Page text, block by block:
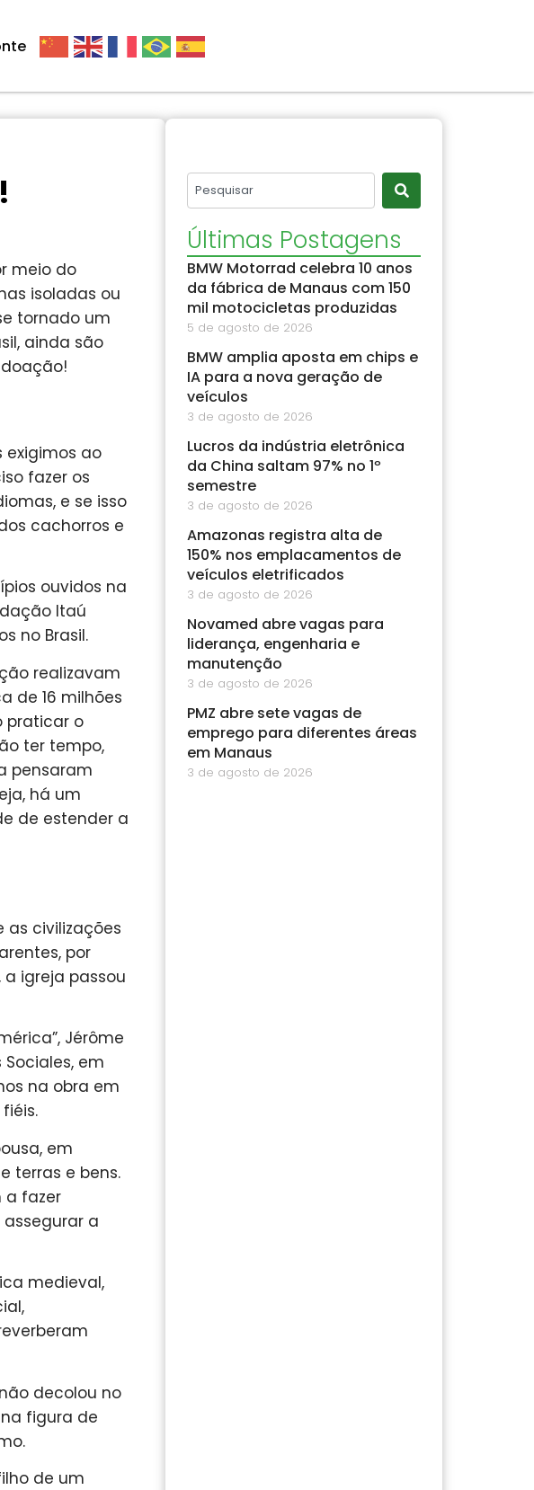
meio do
isoladas ou
tornado um
ainda são
exigimos ao
fazer os
e se isso
cachorros e
ouvidos na
Itaú
no Brasil.
realizavam
de 16 milhões
praticar o
ter tempo,
pensaram
há um
de estender a
as civilizações
por
a igreja passou
Jérôme
em
na obra em
em
terras e bens.
a fazer
a
medieval,
decolou no
figura de
de um
Últimas Postagens
BMW Motorrad celebra 10 anos
da fábrica de Manaus com 150
mil motocicletas produzidas
5 de agosto de 2026
BMW amplia aposta em chips e
IA para a nova geração de
veículos
3 de agosto de 2026
Lucros da indústria eletrônica
da China saltam 97% no 1º
semestre
3 de agosto de 2026
Amazonas registra alta de
150% nos emplacamentos de
veículos eletrificados
3 de agosto de 2026
Novamed abre vagas para
liderança, engenharia e
manutenção
3 de agosto de 2026
PMZ abre sete vagas de
emprego para diferentes áreas
em Manaus
3 de agosto de 2026